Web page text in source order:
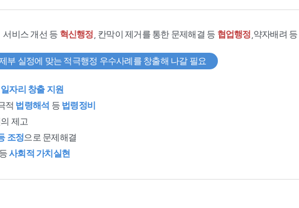
서비스 개선 등 혁신행정 , 칸막이 제거를 통한 문제해결 등 협업행정 ,약자배려 등
부 실정에 맞는 적극행정 우수사례를 창출해 나갈 필요
일자리 창출 지원
적 법령해석 등 법령정비
제고
조정으로 문제해결
사회적 가치실현